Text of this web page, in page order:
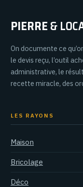
PIERRE&
On documente ce
le devis reçu, l’outil
administrative, le
recette miracle, des
LES RAYONS
Maison
Bricolage
Déco